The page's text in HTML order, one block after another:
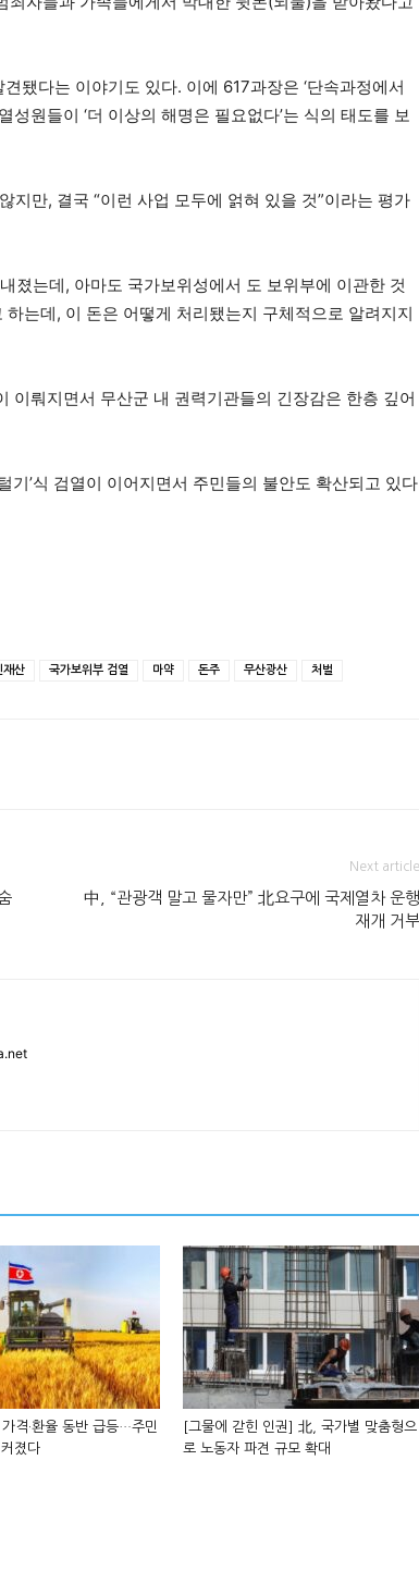
됐다는 이야기도 있다. 이에 617과장은 ‘단속과정에서
성원들이 ‘더 이상의 해명은 필요없다’는 식의 태도를 보
지만, 결국 “이런 사업 모두에 얽혀 있을 것”이라는 평가
졌는데, 아마도 국가보위성에서 도 보위부에 이관한 것
는데, 이 돈은 어떻게 처리됐는지 구체적으로 알려지지
이뤄지면서 무산군 내 권력기관들의 긴장감은 한층 깊어
기’식 검열이 이어지면서 주민들의 불안도 확산되고 있다
재산 국가보위부 검열 마약 돈주 무산광산 처벌
Next article
中, “관광객 말고 물자만” 北요구에 국제열차 운행
재개 거부
격·환율 동반 급등…주민
졌다
[그물에 갇힌 인권] 北, 국가별 맞춤형으
로 노동자 파견 규모 확대